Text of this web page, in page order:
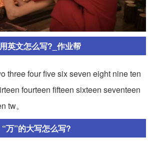
英文怎么写?_作业帮
three four five six seven eight nine ten
fourteen fifteen sixteen seventeen
tw。
万”的大写怎么写?